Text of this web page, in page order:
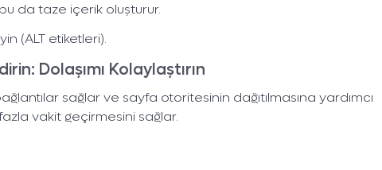
bu da taze içerik oluşturur.
(ALT etiketleri).
Dolaşımı Kolaylaştırın
sağlar ve sayfa otoritesinin dağıtılmasına yardımcı
vakit geçirmesini sağlar.